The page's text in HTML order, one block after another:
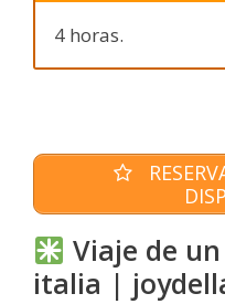
4 horas.
Viaje de
italia |